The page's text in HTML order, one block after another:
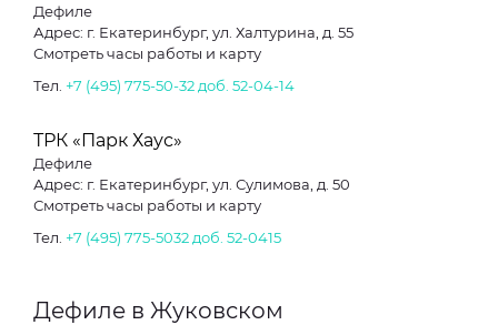
Дефиле
Адрес: г. Екатеринбург, ул. Халтурина, д. 55
Смотреть часы работы и карту
Тел. +7 (495) 775-50-32 доб. 52-04-14
ТРК «Парк Хаус»
Дефиле
Адрес: г. Екатеринбург, ул. Сулимова, д. 50
Смотреть часы работы и карту
Тел. +7 (495) 775-5032 доб. 52-0415
Дефиле в Жуковском